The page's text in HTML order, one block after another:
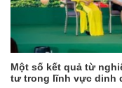
Một số kết quả từ
tư trong lĩnh vực dinh